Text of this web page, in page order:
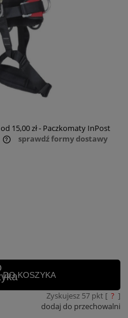
od 15,00 zł- Paczkomaty InPost
sprawdź formy dostawy
DO KOSZYKA
Zyskujesz 57pkt [ ? ]
dodaj do przechowalni